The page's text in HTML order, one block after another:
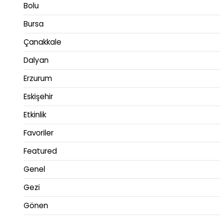
Bolu
Bursa
Çanakkale
Dalyan
Erzurum
Eskişehir
Etkinlik
Favoriler
Featured
Genel
Gezi
Gönen